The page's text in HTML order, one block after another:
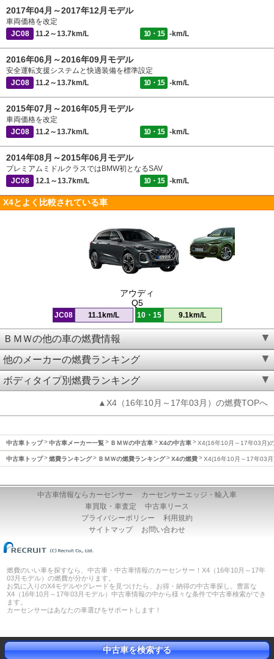
2017年04月～2017年12月モデル
車両価格を改定
JC08
11.2～13.7km/L 10・15 -km/L
2016年06月～2016年09月モデル
安全運転支援システムと快適装備を標準設定
JC08
11.2～13.7km/L 10・15 -km/L
2015年07月～2016年05月モデル
車両価格を改定
JC08
11.2～13.7km/L 10・15 -km/L
2014年08月～2015年06月モデル
プレミアムミドルクラスではBMW初となるSAV
JC08
12.1～13.7km/L 10・15 -km/L
X4とよく比較されている車
アウディ
Q5
JC08 11.1km/L 10・15 9.1km/L
ＢＭＷの他の車の燃費情報
他のメーカーの燃費ランキング
ボディタイプ別燃費ランキング
▲X4（16年10月～17年03月）の燃費TOPへ
中古車トップ 中古車メーカー一覧 ＢＭＷの中古車 X4の中古車 X4(16年10月～17年03月)
中古車トップ 燃費ランキング ＢＭＷの燃費ランキング X4の燃費 X4(16年10月～17年03月
中古車情報ならカーセンサー
カーセンサーエッジ・輸入車
車買取・車査定
中古車リース
プライバシーポリシー
利用規約
サイトマップ
お問い合わせ
燃費のいい車を探すなら、中古車・中古車情報のカーセンサー！X4（16年10月～17年
03月モデル）の燃費が分かります。
お気に入りのX4モデルやグレードを見つけたら、お得・納得の中古車探し。豊富な
X4（16年10月～17年03月モデル）中古車情報の中から様々な条件で中古車検索ができ
ます。
カーセンサーはあなたの車選びをサポートします！
中古車を検索する